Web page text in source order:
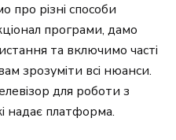
про різні способи
програми, дамо
та включимо часті
зрозуміти всі нюанси.
для роботи з
надає платформа.